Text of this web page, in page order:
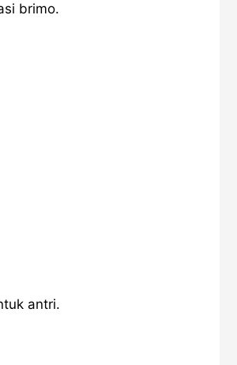
brimo.
antri.